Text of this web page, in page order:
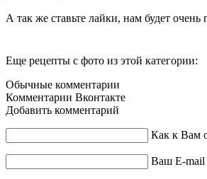
А так же ставьте лайки, нам будет очень
Еще рецепты с фото из этой категории:
Обычные комментарии
Комментарии Вконтакте
Добавить комментарий
Как к Вам
Ваш E-mail